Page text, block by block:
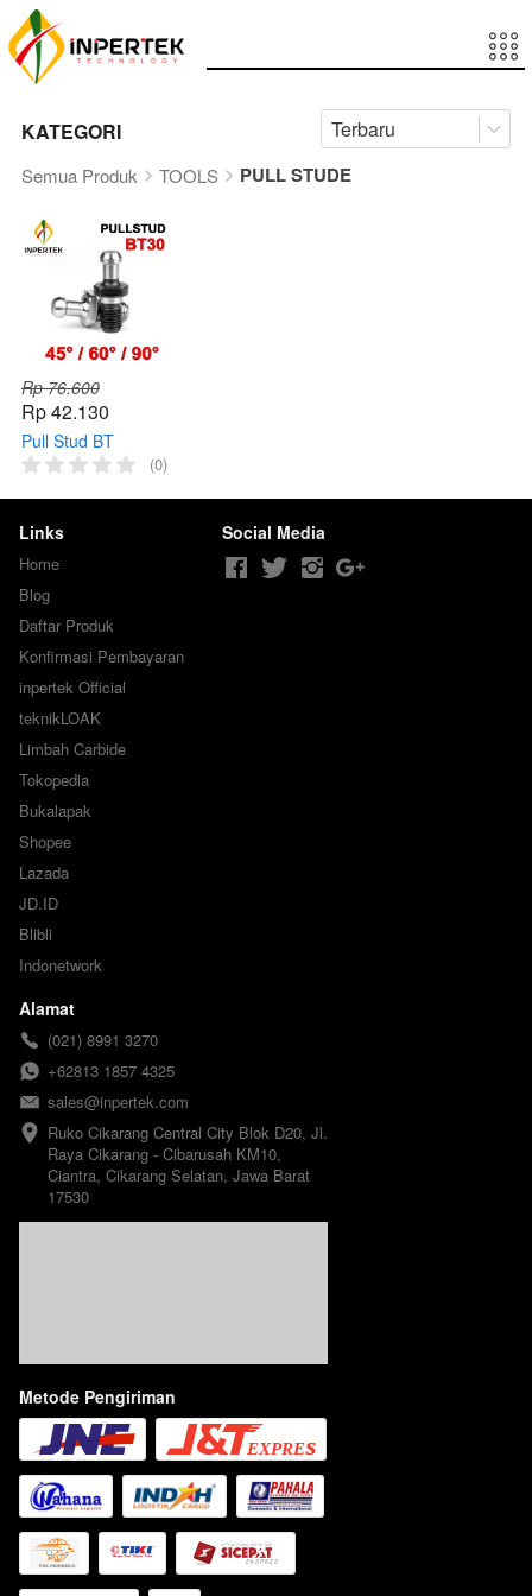
KATEGORI Terbaru
Semua Produk TOOLS PULL STUDE
Rp 76.600
Rp 42.130
Pull Stud BT
Degree 45 / 60 / 90
Pullstude
(0)
Links
Home
Blog
Daftar Produk
Konfirmasi Pembayaran
inpertek Official
teknikLOAK
Limbah Carbide
Tokopedia
Bukalapak
Shopee
Lazada
JD.ID
Blibli
Indonetwork
Social Media
Alamat
(021) 8991 3270
+62813 1857 4325
sales@inpertek.com
Ruko Cikarang Central City Blok D20, Jl.
Raya Cikarang - Cibarusah KM10,
Ciantra, Cikarang Selatan, Jawa Barat
17530
Metode Pengiriman